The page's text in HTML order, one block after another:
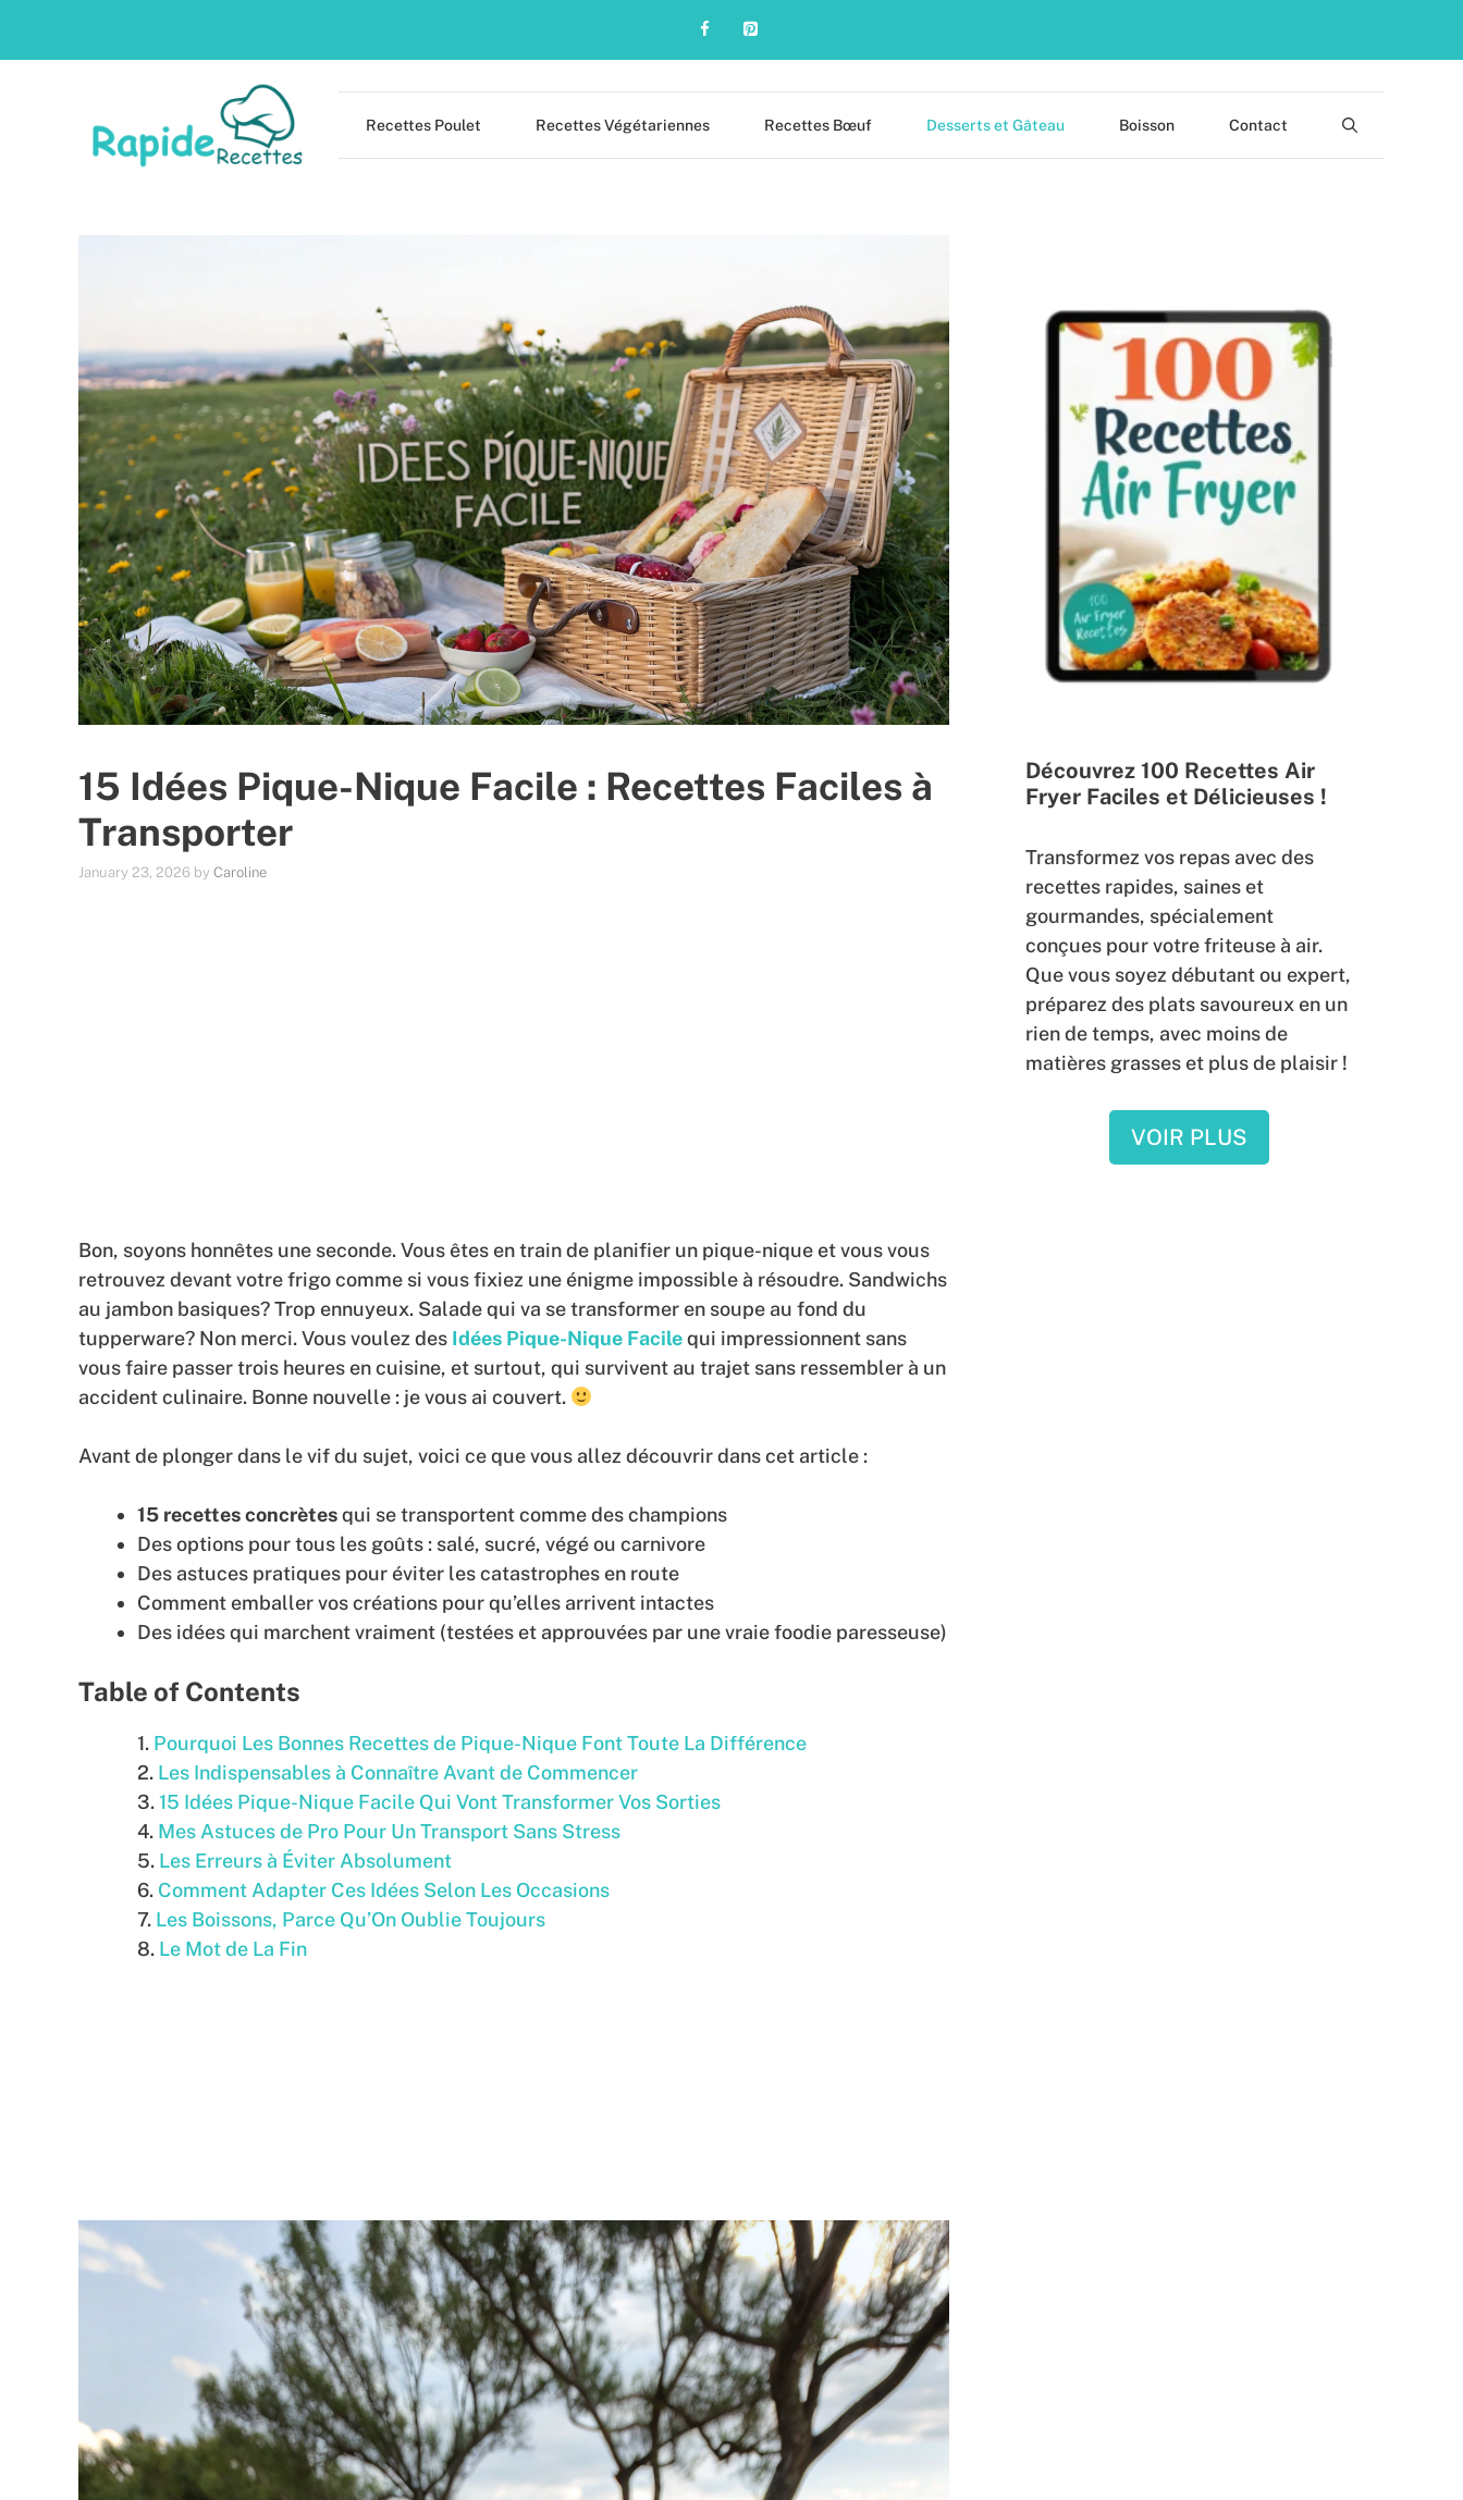
Recettes Poulet Recettes Végétariennes Recettes Bœuf Desserts et Gâteau Boisson Contact
15 Idées Pique-Nique Facile : Recettes Faciles à
Transporter
January 23, 2026 by Caroline
Bon, soyons honnêtes une seconde. Vous êtes en train de planifier un pique-nique et vous vous
retrouvez devant votre frigo comme si vous fixiez une énigme impossible à résoudre. Sandwichs
au jambon basiques? Trop ennuyeux. Salade qui va se transformer en soupe au fond du
tupperware? Non merci. Vous voulez des Idées Pique-Nique Facilequi impressionnent sans
vous faire passer trois heures en cuisine, et surtout, qui survivent au trajet sans ressembler à un
accident culinaire. Bonne nouvelle : je vous ai couvert.
Avant de plonger dans le vif du sujet, voici ce que vous allez découvrir dans cet article :
15 recettes concrètesqui se transportent comme des champions
Des options pour tous les goûts : salé, sucré, végé ou carnivore
Des astuces pratiques pour éviter les catastrophes en route
Comment emballer vos créations pour qu’elles arrivent intactes
Des idées qui marchent vraiment (testées et approuvées par une vraie foodie paresseuse)
Table of Contents
Pourquoi Les Bonnes Recettes de Pique-Nique Font Toute La Différence
Les Indispensables à Connaître Avant de Commencer
15 Idées Pique-Nique Facile Qui Vont Transformer Vos Sorties
Mes Astuces de Pro Pour Un Transport Sans Stress
Les Erreurs à Éviter Absolument
Comment Adapter Ces Idées Selon Les Occasions
Les Boissons, Parce Qu’On Oublie Toujours
Le Mot de La Fin
Découvrez 100 Recettes Air
Fryer Faciles et Délicieuses !
Transformez vos repas avec des
recettes rapides, saines et
gourmandes, spécialement
conçues pour votre friteuse à air.
Que vous soyez débutant ou expert,
préparez des plats savoureux en un
rien de temps, avec moins de
matières grasses et plus de plaisir !
VOIR PLUS